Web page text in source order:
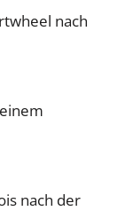
nach
nach der